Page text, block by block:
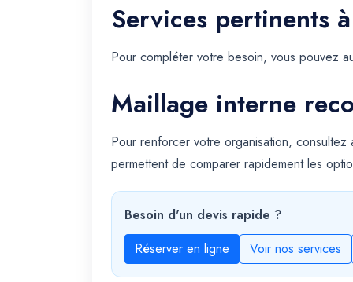
Services pertinents
Pour compléter votre besoin, vous pouvez
Maillage interne
Pour renforcer votre organisation, consultez
permettent de comparer rapidement les
Besoin d'un devis rapide ?
Réserver en ligne
Voir nos services